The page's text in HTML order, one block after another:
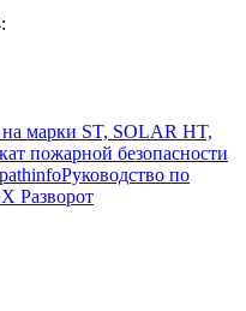
марки ST, SOLAR HT,
пожарной безопасности
Руководство по
Разворот